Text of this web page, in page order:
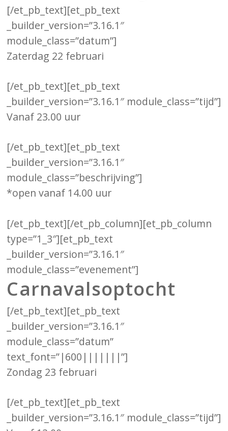
[/et_pb_text][et_pb_text
_builder_version=”3.16.1″
module_class=”datum”]
Zaterdag 22 februari
[/et_pb_text][et_pb_text
_builder_version=”3.16.1″ module_class=”tijd”]
Vanaf 23.00 uur
[/et_pb_text][et_pb_text
_builder_version=”3.16.1″
module_class=”beschrijving”]
*open vanaf 14.00 uur
[/et_pb_text][/et_pb_column][et_pb_column
type=”1_3″][et_pb_text
_builder_version=”3.16.1″
module_class=”evenement”]
Carnavalsoptocht
[/et_pb_text][et_pb_text
_builder_version=”3.16.1″
module_class=”datum”
text_font=”|600|||||||”]
Zondag 23 februari
[/et_pb_text][et_pb_text
_builder_version=”3.16.1″ module_class=”tijd”]